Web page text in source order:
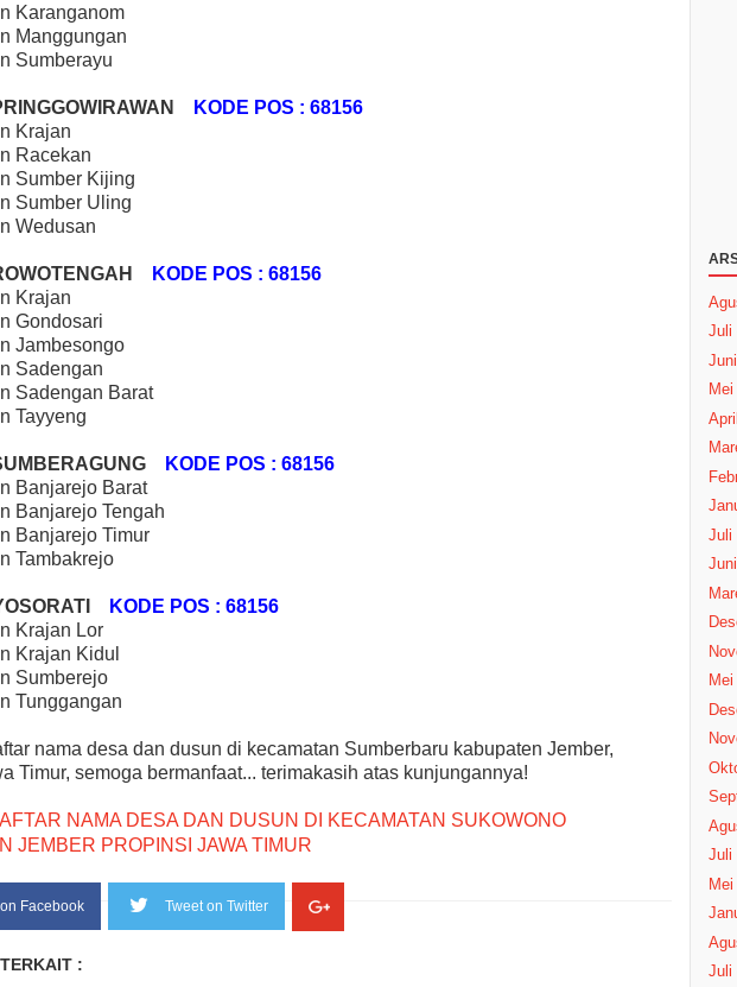
Karanganom
Manggungan
Sumberayu
KODE POS : 68156
Krajan
Sumber Kijing
Sumber Uling
Wedusan
KODE POS : 68156
Krajan
Jambesongo
Sadengan
Sadengan Barat
Tayyeng
KODE POS : 68156
Banjarejo Barat
Tengah
Banjarejo Timur
Tambakrejo
KODE POS : 68156
Krajan Lor
Kidul
Sumberejo
Tunggangan
nama desa dan dusun di kecamatan Sumberbaru kabupaten Jember,
Timur, semoga bermanfaat... terimakasih atas kunjungannya!
NAMA DESA DAN DUSUN DI KECAMATAN SUKOWONO
JEMBER PROPINSI JAWA TIMUR
Facebook Tweet on Twitter
:
Juli
Juni
Mei
April
Juli
Juni
Mei
Juli
Mei
Juli